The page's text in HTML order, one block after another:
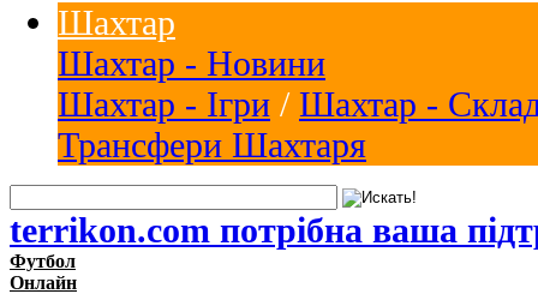
Шахтар
Шахтар - Новини
Шахтар - Ігри / Шахтар -
Трансфери Шахтаря
terrikon.com потрібна ваша
Футбол
Онлайн